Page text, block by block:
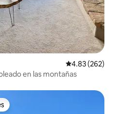
Calificación
4.83 (262)
en las montañas
huéspedes